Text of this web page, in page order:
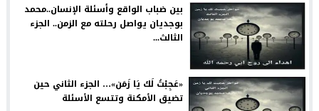
بين ضباب الواقع وأسئلة الإنسان..محمد
بوجديان يواصل رحلته مع الزمن.. الجزء
الثالث...
«عَجِبْتُ لَكَ يَا زَمَن»… الجزء الثاني حين
تضيق الأمكنة وتتسع الأسئلة